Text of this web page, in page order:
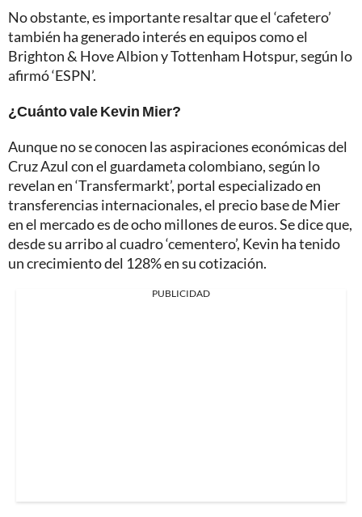
No obstante, es importante resaltar que el ‘cafetero’
también ha generado interés en equipos como el
Brighton & Hove Albion y Tottenham Hotspur, según lo
afirmó ‘ESPN’.
¿Cuánto vale Kevin Mier?
Aunque no se conocen las aspiraciones económicas del
Cruz Azul con el guardameta colombiano, según lo
revelan en ‘Transfermarkt’, portal especializado en
transferencias internacionales, el precio base de Mier
en el mercado es de ocho millones de euros. Se dice que,
desde su arribo al cuadro ‘cementero’, Kevin ha tenido
un crecimiento del 128% en su cotización.
PUBLICIDAD